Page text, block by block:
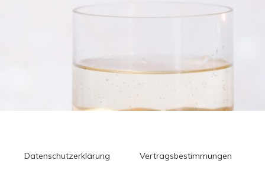
Datenschutzerklärung
Vertragsbestimmungen